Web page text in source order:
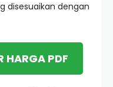
disesuaikan dengan
HARGA PDF